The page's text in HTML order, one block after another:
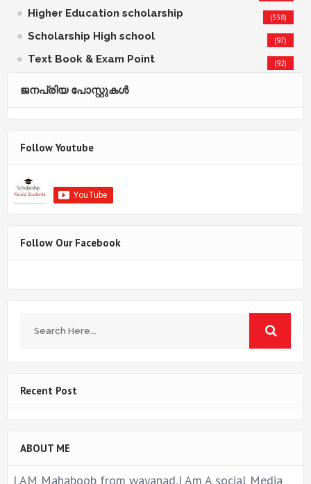
Higher Education scholarship (338)
Scholarship High school (97)
Text Book & Exam Point (92)
ജനപ്രിയ പോസ്റ്റുകള്‍‌
Follow Youtube
Follow Our Facebook
Recent Post
ABOUT ME
I AM Mahaboob from wayanad,I Am A social Media